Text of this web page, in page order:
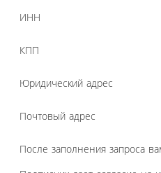
ИНН
КПП
Юридический адрес
Почтовый адрес
После заполнения запроса